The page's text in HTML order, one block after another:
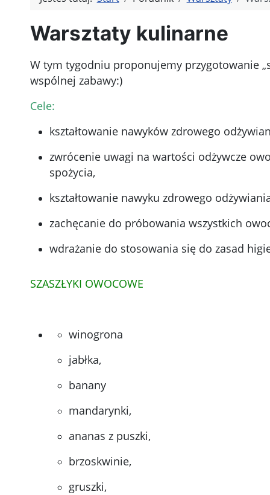
Warsztaty kulinarne
W tym tygodniu proponujemy przygotowanie
wspólnej zabawy:)
Cele:
kształtowanie nawyków zdrowego
zwrócenie uwagi na wartości odżywcze
spożycia,
kształtowanie nawyku zdrowego
zachęcanie do próbowania wszystkich
wdrażanie do stosowania się do zasad
SZASZŁYKI OWOCOWE
winogrona
jabłka,
banany
mandarynki,
ananas z puszki,
brzoskwinie,
gruszki,